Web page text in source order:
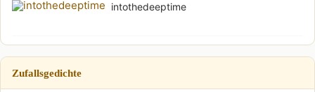
intothedeeptime
Zufallsgedichte